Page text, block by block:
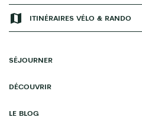
ITINÉRAIRES VÉLO & RANDO
SÉJOURNER
DÉCOUVRIR
LE BLOG